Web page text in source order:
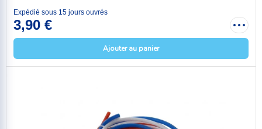
Expédié sous 15 jours ouvrés
3,90 €
Ajouter au panier